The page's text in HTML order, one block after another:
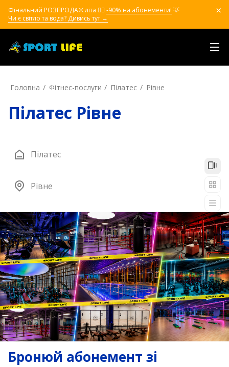
Фінальний РОЗПРОДАЖ літа ❤️‍🔥 -90% на абонементи! 💡
Чи є світло та вода? Дивись тут →
Головна Фітнес-послуги Пілатес Рівне
Пілатес Рівне
Пілатес
Рівне
Бронюй абонемент зі